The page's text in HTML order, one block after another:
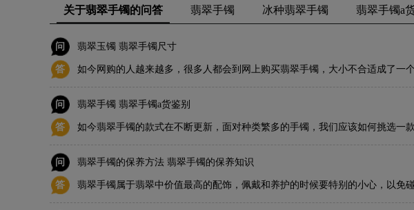
关于翡翠手镯的问答 翡翠手镯 冰种翡翠手镯 翡翠手镯a
问 翡翠玉镯 翡翠手镯尺寸
答
如今网购的人越来越多，很多人都会到网上购买翡翠手镯，大小不合适成了一
们往往只是根据自己的喜好去挑选手镯，很少会去关注手镯尺寸大小的问题。
择翡翠手镯的大小呢？
问 翡翠手镯 翡翠手镯a货鉴别
答
如今翡翠手镯的款式在不断更新，面对种类繁多的手镯，我们应该如何挑选一
镯呢？
问
翡翠手镯的保养方法 翡翠手镯的保养知识
答 翡翠手镯属于翡翠中价值最高的配饰，佩戴和养护的时候要特别的小心，以免碰